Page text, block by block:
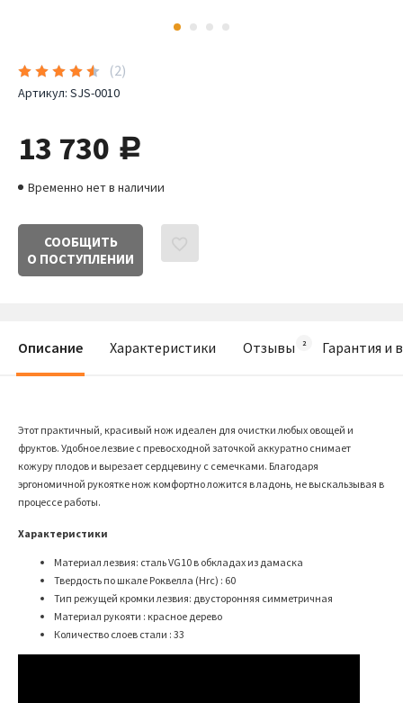
(2)
Артикул: SJS-0010
13 730 руб.
Временно нет в наличии
СООБЩИТЬ
О ПОСТУПЛЕНИИ
Описание Характеристики Отзывы Гарантия и
Этот практичный, красивый нож идеален для очистки любых овощей и
фруктов. Удобное лезвие с превосходной заточкой аккуратно снимает
кожуру плодов и вырезает сердцевину с семечками. Благодаря
эргономичной рукоятке нож комфортно ложится в ладонь, не выскальзывая в
процессе работы.
Характеристики
Материал лезвия: сталь VG10 в обкладах из дамаска
Твердость по шкале Роквелла (Hrc) : 60
Тип режущей кромки лезвия: двусторонняя симметричная
Материал рукояти : красное дерево
Количество слоев стали : 33